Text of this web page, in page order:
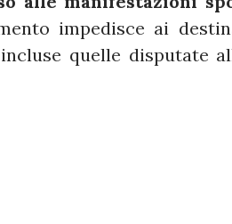
impedisce ai
quelle disputate